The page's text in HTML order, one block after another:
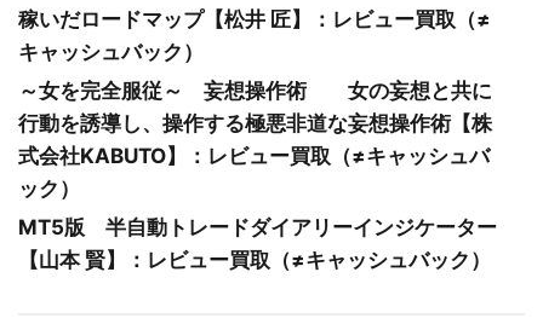
稼いだロードマップ【松井 匠】：レビュー買取（≠
キャッシュバック）
～女を完全服従～ 妄想操作術 女の妄想と共に
行動を誘導し、操作する極悪非道な妄想操作術【株
式会社KABUTO】：レビュー買取（≠キャッシュバ
ック）
MT5版 半自動トレードダイアリーインジケーター
【山本 賢】：レビュー買取（≠キャッシュバック）